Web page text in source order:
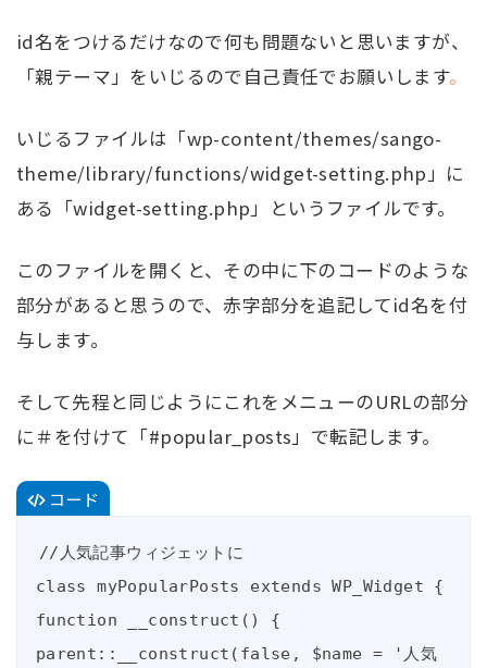
id名をつけるだけなので何も問題ないと思いますが、
「親テーマ」をいじるので自己責任でお願いします。
いじるファイルは「wp-content/themes/sango-
theme/library/functions/widget-setting.php」に
ある「widget-setting.php」というファイルです。
このファイルを開くと、その中に下のコードのような
部分があると思うので、赤字部分を追記してid名を付
与します。
そして先程と同じようにこれをメニューのURLの部分
に＃を付けて「#popular_posts」で転記します。
コード
//人気記事ウィジェットに
class myPopularPosts extends WP_Widget {
function __construct() {
parent::__construct(false, $name = '人気